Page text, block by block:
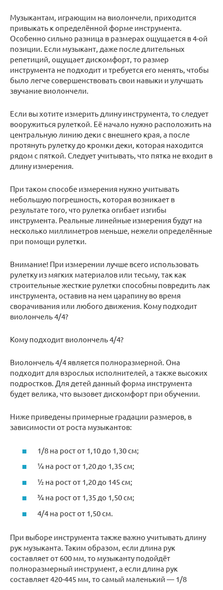
Музыкантам, играющим на виолончели, приходится
привыкать к определённой форме инструмента.
Особенно сильно разница в размерах ощущается в 4-ой
позиции. Если музыкант, даже после длительных
репетиций, ощущает дискомфорт, то размер
инструмента не подходит и требуется его менять, чтобы
было легче совершенствовать свои навыки и улучшать
звучание виолончели.
Если вы хотите измерить длину инструмента, то следует
вооружиться рулеткой. Её начало нужно расположить на
центральную линию деки с внешнего края, а после
протянуть рулетку до кромки деки, которая находится
рядом с пяткой. Следует учитывать, что пятка не входит в
длину измерения.
При таком способе измерения нужно учитывать
небольшую погрешность, которая возникает в
результате того, что рулетка огибает изгибы
инструмента. Реальные линейные измерения будут на
несколько миллиметров меньше, нежели определённые
при помощи рулетки.
Внимание! При измерении лучше всего использовать
рулетку из мягких материалов или тесьму, так как
строительные жесткие рулетки способны повредить лак
инструмента, оставив на нем царапину во время
сворачивания или любого движения. Кому подходит
виолончель 4/4?
Кому подходит виолончель 4/4?
Виолончель 4/4 является полноразмерной. Она
подходит для взрослых исполнителей, а также высоких
подростков. Для детей данный форма инструмента
будет велика, что вызовет дискомфорт при обучении.
Ниже приведены примерные градации размеров, в
зависимости от роста музыкантов:
1/8 на рост от 1,10 до 1,30 см;
¼ на рост от 1,20 до 1,35 см;
½ на рост от 1,20 до 145 см;
¾ на рост от 1,35 до 1,50 см;
4/4 на рост от 1,50 см.
При выборе инструмента также важно учитывать длину
рук музыканта. Таким образом, если длина рук
составляет от 600 мм, то музыканту подойдёт
полноразмерный инструмент, а если длина рук
составляет 420-445 мм, то самый маленький — 1/8